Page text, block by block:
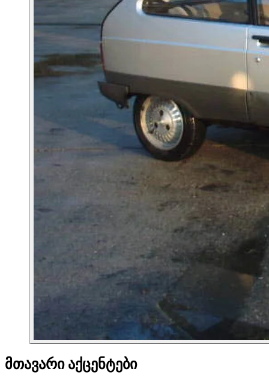
მთავარი აქცენტები